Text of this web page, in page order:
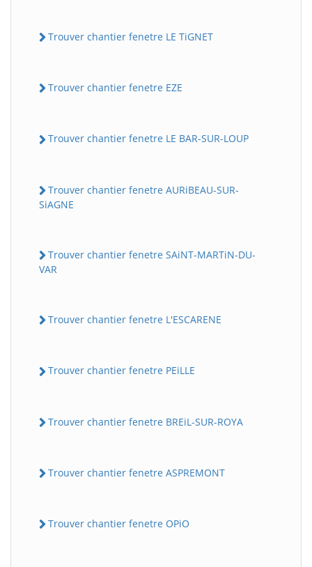
Trouver chantier fenetre LE TiGNET
Trouver chantier fenetre EZE
Trouver chantier fenetre LE BAR-SUR-LOUP
Trouver chantier fenetre AURiBEAU-SUR-
SiAGNE
Trouver chantier fenetre SAiNT-MARTiN-DU-
VAR
Trouver chantier fenetre L'ESCARENE
Trouver chantier fenetre PEiLLE
Trouver chantier fenetre BREiL-SUR-ROYA
Trouver chantier fenetre ASPREMONT
Trouver chantier fenetre OPiO